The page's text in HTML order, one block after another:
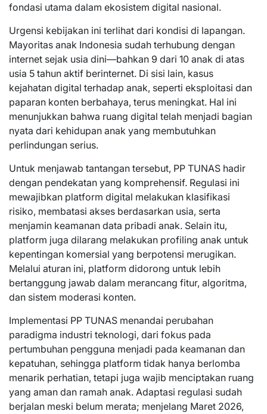
fondasi utama dalam ekosistem digital nasional.
Urgensi kebijakan ini terlihat dari kondisi di lapangan.
Mayoritas anak Indonesia sudah terhubung dengan
internet sejak usia dini—bahkan 9 dari 10 anak di atas
usia 5 tahun aktif berinternet. Di sisi lain, kasus
kejahatan digital terhadap anak, seperti eksploitasi dan
paparan konten berbahaya, terus meningkat. Hal ini
menunjukkan bahwa ruang digital telah menjadi bagian
nyata dari kehidupan anak yang membutuhkan
perlindungan serius.
Untuk menjawab tantangan tersebut, PP TUNAS hadir
dengan pendekatan yang komprehensif. Regulasi ini
mewajibkan platform digital melakukan klasifikasi
risiko, membatasi akses berdasarkan usia, serta
menjamin keamanan data pribadi anak. Selain itu,
platform juga dilarang melakukan profiling anak untuk
kepentingan komersial yang berpotensi merugikan.
Melalui aturan ini, platform didorong untuk lebih
bertanggung jawab dalam merancang fitur, algoritma,
dan sistem moderasi konten.
Implementasi PP TUNAS menandai perubahan
paradigma industri teknologi, dari fokus pada
pertumbuhan pengguna menjadi pada keamanan dan
kepatuhan, sehingga platform tidak hanya berlomba
menarik perhatian, tetapi juga wajib menciptakan ruang
yang aman dan ramah anak. Adaptasi regulasi sudah
berjalan meski belum merata; menjelang Maret 2026,